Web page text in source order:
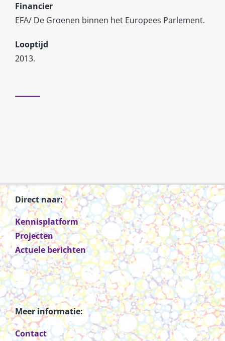
Financier
EFA/ De Groenen binnen het Europees Parlement.
Looptijd
2013.
Direct naar:
Kennisplatform
Projecten
Actuele berichten
Meer informatie:
Contact